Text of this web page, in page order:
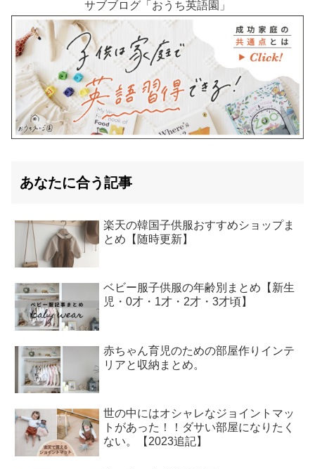
サブブログ「おうち英語園」
あなたに合う記事
楽天の韓国子供服おすすめショップま
とめ【随時更新】
ベビー服子供服の年齢別まとめ【新生
児・0才・1才・2才・3才頃】
赤ちゃん育児のための部屋作りインテ
リアと収納まとめ。
世の中にはオシャレなジョイントマッ
トがあった！！ダサい部屋になりたく
ない。【2023追記】